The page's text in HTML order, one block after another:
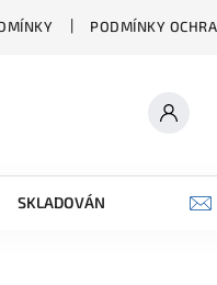
PODMÍNKY
SKLADOVÁNÍ A ČIŠTĚNÍ